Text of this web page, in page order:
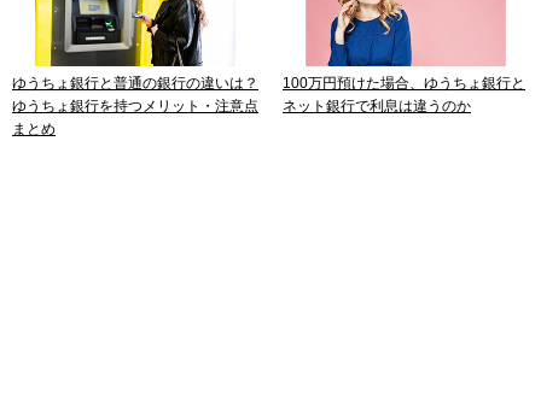
ゆうちょ銀行と普通の銀行の違いは？
ゆうちょ銀行を持つメリット・注意点
まとめ
100万円預けた場合、ゆうちょ銀行と
ネット銀行で利息は違うのか